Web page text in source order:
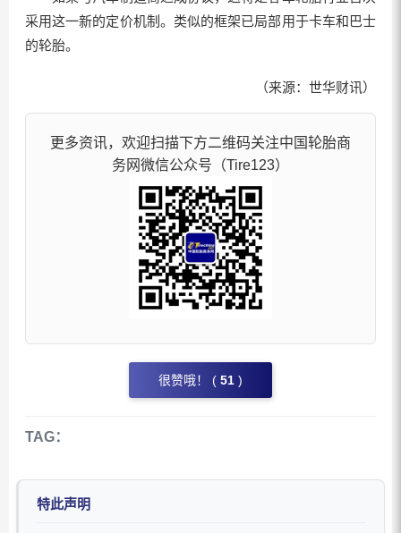
采用这一新的定价机制。类似的框架已局部用于卡车和巴士
的轮胎。
（来源：世华财讯）
更多资讯，欢迎扫描下方二维码关注中国轮胎商
务网微信公众号（Tire123）
很赞哦！ ( 51 )
TAG：
特此声明